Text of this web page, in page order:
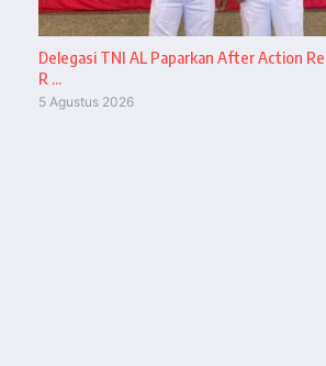
Delegasi TNI AL Paparkan After Action
R ...
5 Agustus 2026